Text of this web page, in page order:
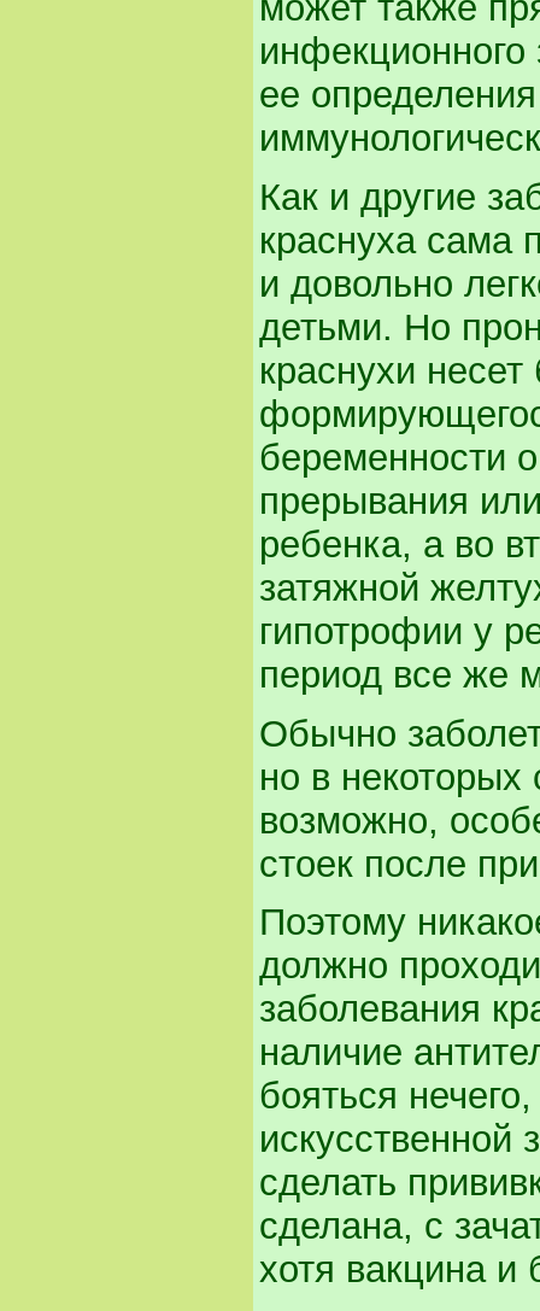
ее
Как и другие
краснуха сама
и довольно
детьми. Но
краснухи
беременности
прерывания
ребенка, а во
затяжной
гипотрофии у
период все же
Обычно
но в некоторых
возможно,
стоек после
Поэтому
должно
заболевания
наличие
бояться
искусственной
сделать
сделана, с
хотя вакцина